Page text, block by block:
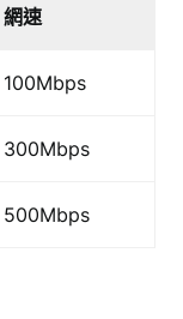
網速
100Mbps
300Mbps
500Mbps